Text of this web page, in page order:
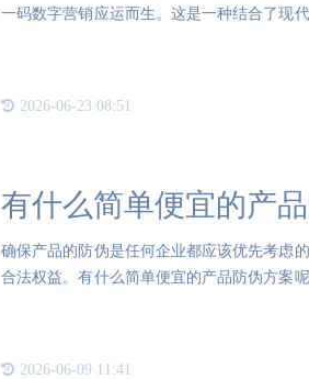
一码数字营销应运而生。这是一种结合了现
2026-06-23 08:51
有什么简单便宜的产
确保产品的防伪是任何企业都应该优先考虑
合法权益。有什么简单便宜的产品防伪方案
2026-06-09 11:41